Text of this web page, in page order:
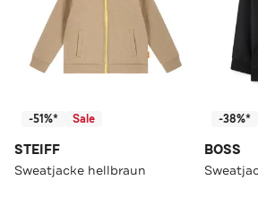
-51%* Sale
STEIFF
Sweatjacke hellbraun
-38%*
BOSS